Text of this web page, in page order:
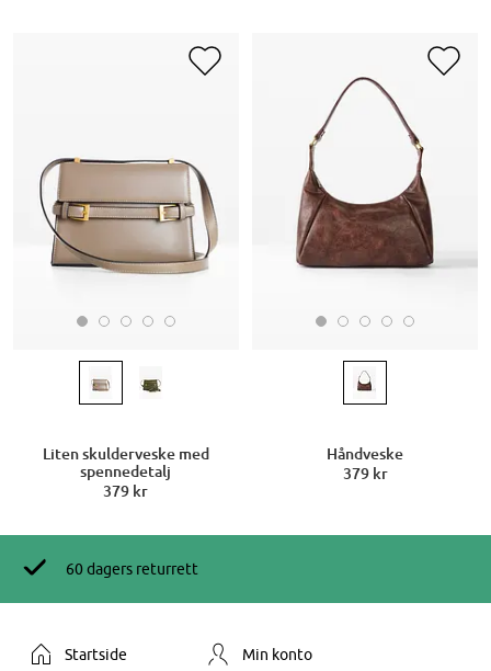
Liten skulderveske med
spennedetalj
379 kr
Håndveske
379 kr
60 dagers returrett
Startside Min konto